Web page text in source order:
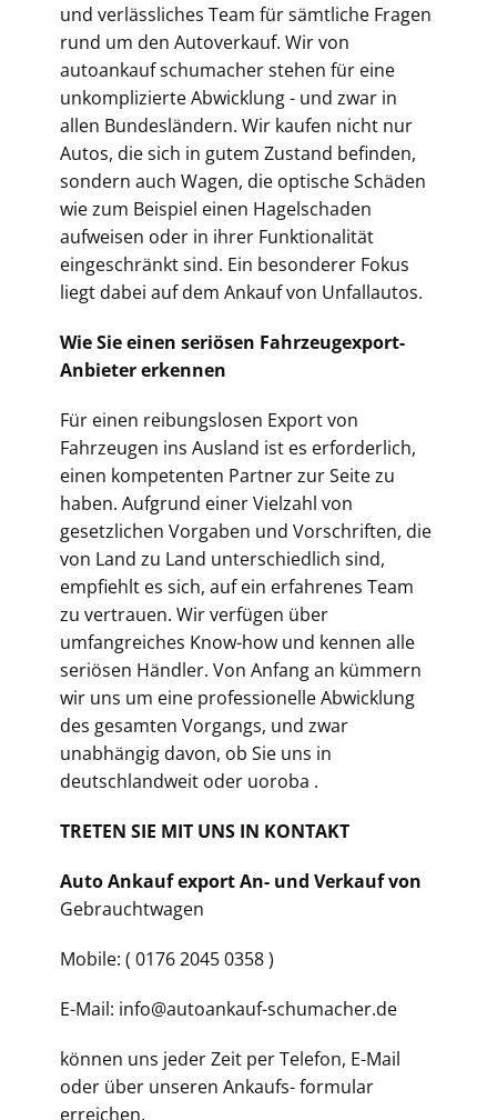
und verlässliches Team für sämtliche Fragen
rund um den Autoverkauf. Wir von
autoankauf schumacher stehen für eine
unkomplizierte Abwicklung - und zwar in
allen Bundesländern. Wir kaufen nicht nur
Autos, die sich in gutem Zustand befinden,
sondern auch Wagen, die optische Schäden
wie zum Beispiel einen Hagelschaden
aufweisen oder in ihrer Funktionalität
eingeschränkt sind. Ein besonderer Fokus
liegt dabei auf dem Ankauf von Unfallautos.
Wie Sie einen seriösen Fahrzeugexport-
Anbieter erkennen
Für einen reibungslosen Export von
Fahrzeugen ins Ausland ist es erforderlich,
einen kompetenten Partner zur Seite zu
haben. Aufgrund einer Vielzahl von
gesetzlichen Vorgaben und Vorschriften, die
von Land zu Land unterschiedlich sind,
empfiehlt es sich, auf ein erfahrenes Team
zu vertrauen. Wir verfügen über
umfangreiches Know-how und kennen alle
seriösen Händler. Von Anfang an kümmern
wir uns um eine professionelle Abwicklung
des gesamten Vorgangs, und zwar
unabhängig davon, ob Sie uns in
deutschlandweit oder uoroba .
TRETEN SIE MIT UNS IN KONTAKT
Auto Ankauf export An- und Verkauf von
Gebrauchtwagen
Mobile: ( 0176 2045 0358 )
E-Mail: info@autoankauf-schumacher.de
können uns jeder Zeit per Telefon, E-Mail
oder über unseren Ankaufs- formular
erreichen.